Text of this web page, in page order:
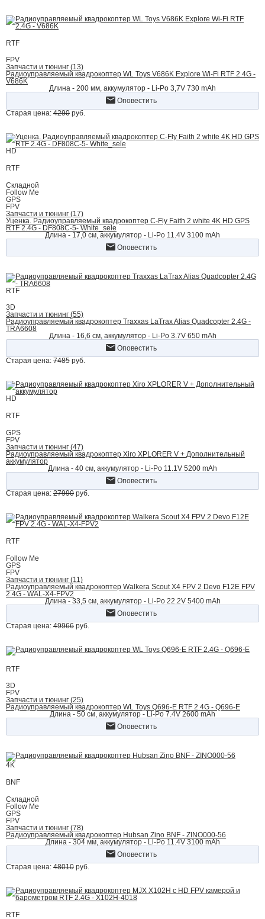
RTF
FPV
Запчасти и тюнинг (13)
Радиоуправляемый квадрокоптер WL Toys V686K Explore Wi-Fi RTF 2.4G -
V686K
Длина - 200 мм, аккумулятор - Li-Po 3,7V 730 mAh
Оповестить
Старая цена: 4290 руб.
HD
RTF
Складной
Follow Me
GPS
FPV
Запчасти и тюнинг (17)
Уценка. Радиоуправляемый квадрокоптер C-Fly Faith 2 white 4K HD GPS
RTF 2.4G - DF808C-5- White_sele
Длина - 17,0 см, аккумулятор - Li-Po 11.4V 3100 mAh
Оповестить
RTF
3D
Запчасти и тюнинг (55)
Радиоуправляемый квадрокоптер Traxxas LaTrax Alias Quadcopter 2.4G -
TRA6608
Длина - 16,6 cм, аккумулятор - Li-Po 3.7V 650 mAh
Оповестить
Старая цена: 7485 руб.
HD
RTF
GPS
FPV
Запчасти и тюнинг (47)
Радиоуправляемый квадрокоптер Xiro XPLORER V + Дополнительный
аккумулятор
Длина - 40 см, аккумулятор - Li-Po 11.1V 5200 mAh
Оповестить
Старая цена: 27990 руб.
RTF
Follow Me
GPS
FPV
Запчасти и тюнинг (11)
Радиоуправляемый квадрокоптер Walkera Scout X4 FPV 2 Devo F12E FPV
2.4G - WAL-X4-FPV2
Длина - 33,5 см, аккумулятор - Li-Po 22.2V 5400 mAh
Оповестить
Старая цена: 49966 руб.
RTF
3D
FPV
Запчасти и тюнинг (25)
Радиоуправляемый квадрокоптер WL Toys Q696-E RTF 2.4G - Q696-E
Длина - 50 см, аккумулятор - Li-Po 7.4V 2600 mAh
Оповестить
4K
BNF
Складной
Follow Me
GPS
FPV
Запчасти и тюнинг (78)
Радиоуправляемый квадрокоптер Hubsan Zino BNF - ZINO000-56
Длина - 304 мм, аккумулятор - Li-Po 11.4V 3100 mAh
Оповестить
Старая цена: 48010 руб.
RTF